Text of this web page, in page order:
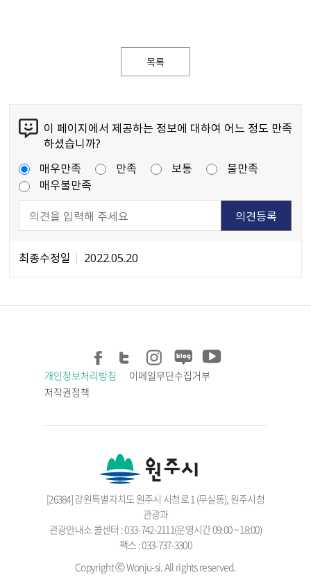
목록
이 페이지에서 제공하는 정보에 대하여 어느 정도 만족
하셨습니까?
매우만족
만족 보통
불만족
매우불만족
최종수정일 2022.05.20
개인정보처리방침
이메일무단수집거부
저작권정책
[26384] 강원특별자치도 원주시 시청로 1 (무실동), 원주시청
관광과
관광안내소 콜센터 : 033-742-2111(운영시간 09:00 ~ 18:00)
팩스 : 033-737-3300
Copyright ⓒ Wonju-si. All rights reserved.